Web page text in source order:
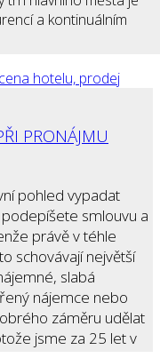
a kontinuálním
PRONÁJMU
pohled vypadat
smlouvu a
právě v téhle
schovávají největší
slabá
nájemce nebo
záměru udělat
jsme za 25 let v